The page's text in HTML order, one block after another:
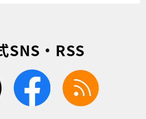
SNS・RSS
twitter facebook